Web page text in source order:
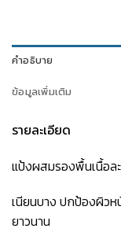
คำอธิบาย
ข้อมูลเพิ่มเติม
รายละเอียด
แป้งผสมรองพื้นเนื้อล
เนียนบาง ปกป้องผิวห
ยาวนาน